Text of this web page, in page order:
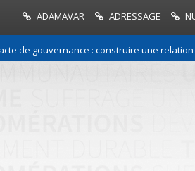
ADAMAVAR ADRESSAGE
de gouvernance : construire une relation